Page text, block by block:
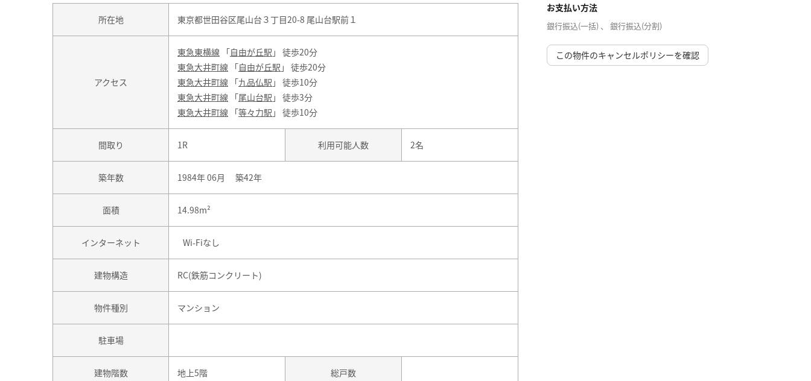
お支払い方法
銀行振込(一括) 、 銀行振込(分割)
この物件のキャンセルポリシーを確認
所在地 東京都世田谷区尾山台３丁目20-8 尾山台駅前１
アクセス
東急東横線 「自由が丘駅 」 徒歩20分
東急大井町線 「自由が丘駅 」 徒歩20分
東急大井町線 「九品仏駅 」 徒歩10分
東急大井町線 「尾山台駅 」 徒歩3分
東急大井町線 「等々力駅 」 徒歩10分
間取り 1R 利用可能人数 2名
築年数 1984年 06月 築42年
面積 14.98m²
インターネット Wi-Fiなし
建物構造 RC(鉄筋コンクリート)
物件種別 マンション
駐車場
建物階数 地上5階 総戸数